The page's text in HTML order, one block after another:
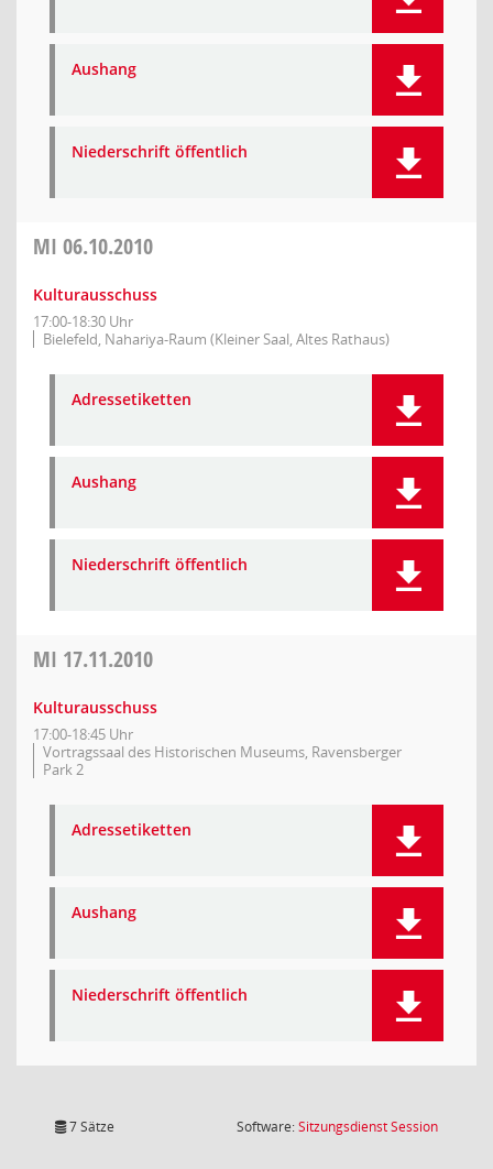
Aushang
Niederschrift öffentlich
MI 06.10.2010
Kulturausschuss
17:00-18:30 Uhr
Bielefeld, Nahariya-Raum (Kleiner Saal, Altes Rathaus)
Adressetiketten
Aushang
Niederschrift öffentlich
MI 17.11.2010
Kulturausschuss
17:00-18:45 Uhr
Vortragssaal des Historischen Museums, Ravensberger
Park 2
Adressetiketten
Aushang
Niederschrift öffentlich
7 Sätze Software:SitzungsdienstSession(Wird in